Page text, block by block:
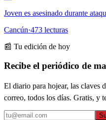
Joven es asesinado durante
Cancún·473 lecturas
📰 Tu edición de hoy
Recibe el periódico de
El diario para hojear, las claves
correo, todos los días. Gratis, y